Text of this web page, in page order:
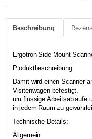
Beschreibung
Ergotron Side-Mount
Produktbeschreibung:
Damit wird einen Scanner
Visitenwagen befestigt,
um flüssige Arbeitsabläufe
in jedem Raum zu
Technische Details:
Allgemein